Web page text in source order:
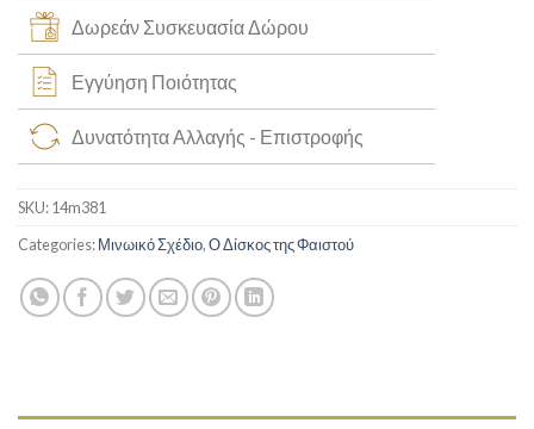
Δωρεάν Συσκευασία Δώρου
Εγγύηση Ποιότητας
Δυνατότητα Αλλαγής - Επιστροφής
SKU:14m381
Categories:Μινωικό Σχέδιο,Ο Δίσκος της Φαιστού